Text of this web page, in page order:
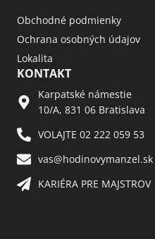
Obchodné podmienky
Ochrana osobných údajov
Lokalita
KONTAKT
Karpatské námestie
10/A, 831 06 Bratislava
VOLAJTE 02 222 059 53​
vas@hodinovymanzel.sk​
KARIÉRA PRE MAJSTROV​